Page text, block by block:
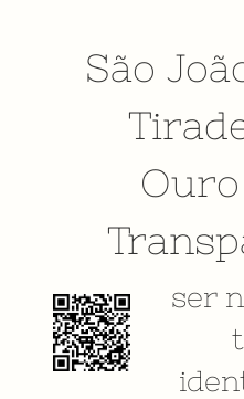
São
ser